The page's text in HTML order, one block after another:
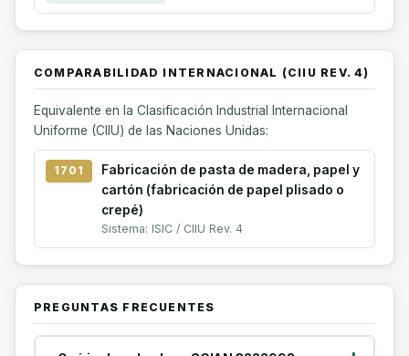
COMPARABILIDAD INTERNACIONAL (CIIU REV. 4)
Equivalente en la Clasificación Industrial Internacional
Uniforme (CIIU) de las Naciones Unidas:
1701
Fabricación de pasta de madera, papel y
cartón (fabricación de papel plisado o
crepé)
Sistema: ISIC / CIIU Rev. 4
PREGUNTAS FRECUENTES